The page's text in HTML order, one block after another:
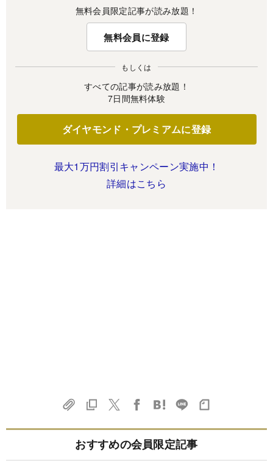
無料会員限定記事が読み放題！
無料会員に登録
もしくは
すべての記事が読み放題！
7日間無料体験
ダイヤモンド・プレミアムに登録
最大1万円割引キャンペーン実施中！
詳細はこちら
おすすめの会員限定記事